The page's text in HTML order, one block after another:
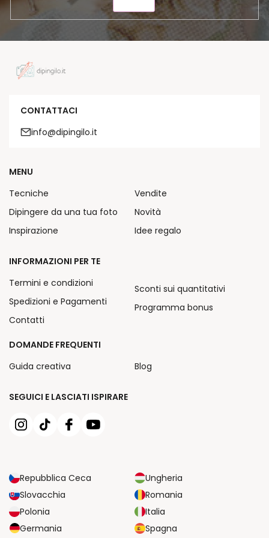
CONTATTACI
info@dipingilo.it
SEGUICI E LASCIATI ISPIRARE
Repubblica Ceca
Ungheria
Slovacchia
Romania
Polonia
Italia
Germania
Spagna
MENU
Tecniche
Dipingere da una tua foto
Inspirazione
Vendite
Novità
Idee regalo
INFORMAZIONI PER TE
Termini e condizioni
Spedizioni e Pagamenti
Contatti
Sconti sui quantitativi
Programma bonus
DOMANDE FREQUENTI
Guida creativa
Blog